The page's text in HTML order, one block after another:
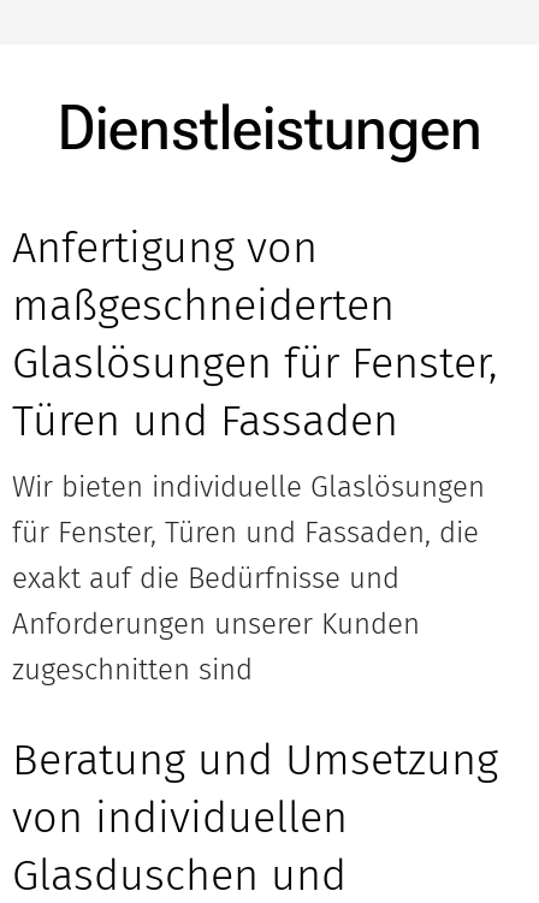
Dienstleistungen
Anfertigung von
maßgeschneiderten
Glaslösungen für Fenster,
Türen und Fassaden
Wir bieten individuelle Glaslösungen
für Fenster, Türen und Fassaden, die
exakt auf die Bedürfnisse und
Anforderungen unserer Kunden
zugeschnitten sind
Beratung und Umsetzung
von individuellen
Glasduschen und